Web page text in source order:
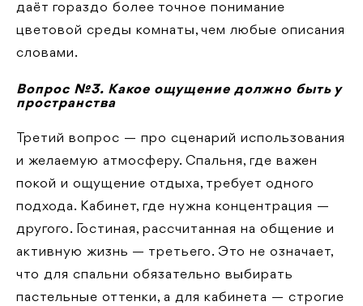
даёт гораздо более точное понимание
цветовой среды комнаты, чем любые описания
словами.
Вопрос №3. Какое ощущение должно быть у
пространства
Третий вопрос — про сценарий использования
и желаемую атмосферу. Спальня, где важен
покой и ощущение отдыха, требует одного
подхода. Кабинет, где нужна концентрация —
другого. Гостиная, рассчитанная на общение и
активную жизнь — третьего. Это не означает,
что для спальни обязательно выбирать
пастельные оттенки, а для кабинета — строгие